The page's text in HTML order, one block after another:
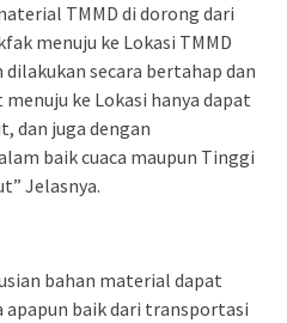
TMMD di dorong dari
menuju ke Lokasi TMMD
secara bertahap dan
ke Lokasi hanya dapat
dan juga dengan
baik cuaca maupun Tinggi
Jelasnya.
bahan material dapat
baik dari transportasi